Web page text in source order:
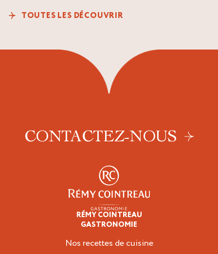
TOUTES LES DÉCOUVRIR
CONTACTEZ-NOUS
RÉMY COINTREAU
GASTRONOMIE
Nos recettes de cuisine